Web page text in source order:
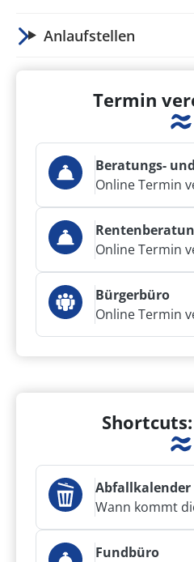
Anlaufstellen
Termin
Beratungs-
Online Termin
Online Termin
Bürgerbüro
Online Termin
Abfallkalender
Wann kommt
Fundbüro